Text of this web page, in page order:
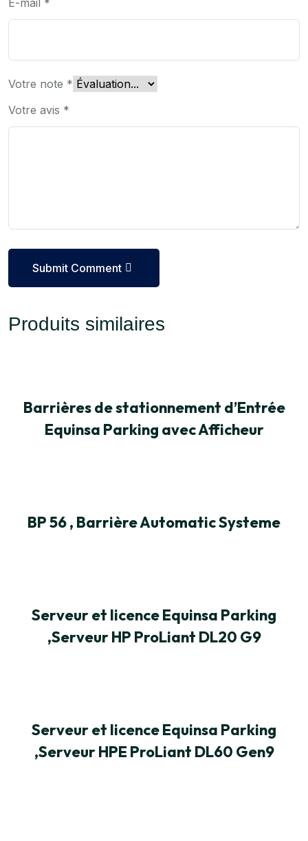
Votre note *
Votre avis *
Submit Comment
Produits similaires
Barrières de stationnement d’Entrée
Equinsa Parking avec Afficheur
BP 56 , Barrière Automatic Systeme
Serveur et licence Equinsa Parking
,Serveur HP ProLiant DL20 G9
Serveur et licence Equinsa Parking
,Serveur HPE ProLiant DL60 Gen9